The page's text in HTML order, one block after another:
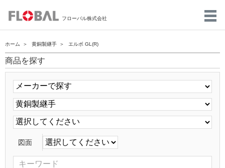
フローバル株式会社
ホーム 黄銅製継手 エルボ GL(R)
商品を探す
図面